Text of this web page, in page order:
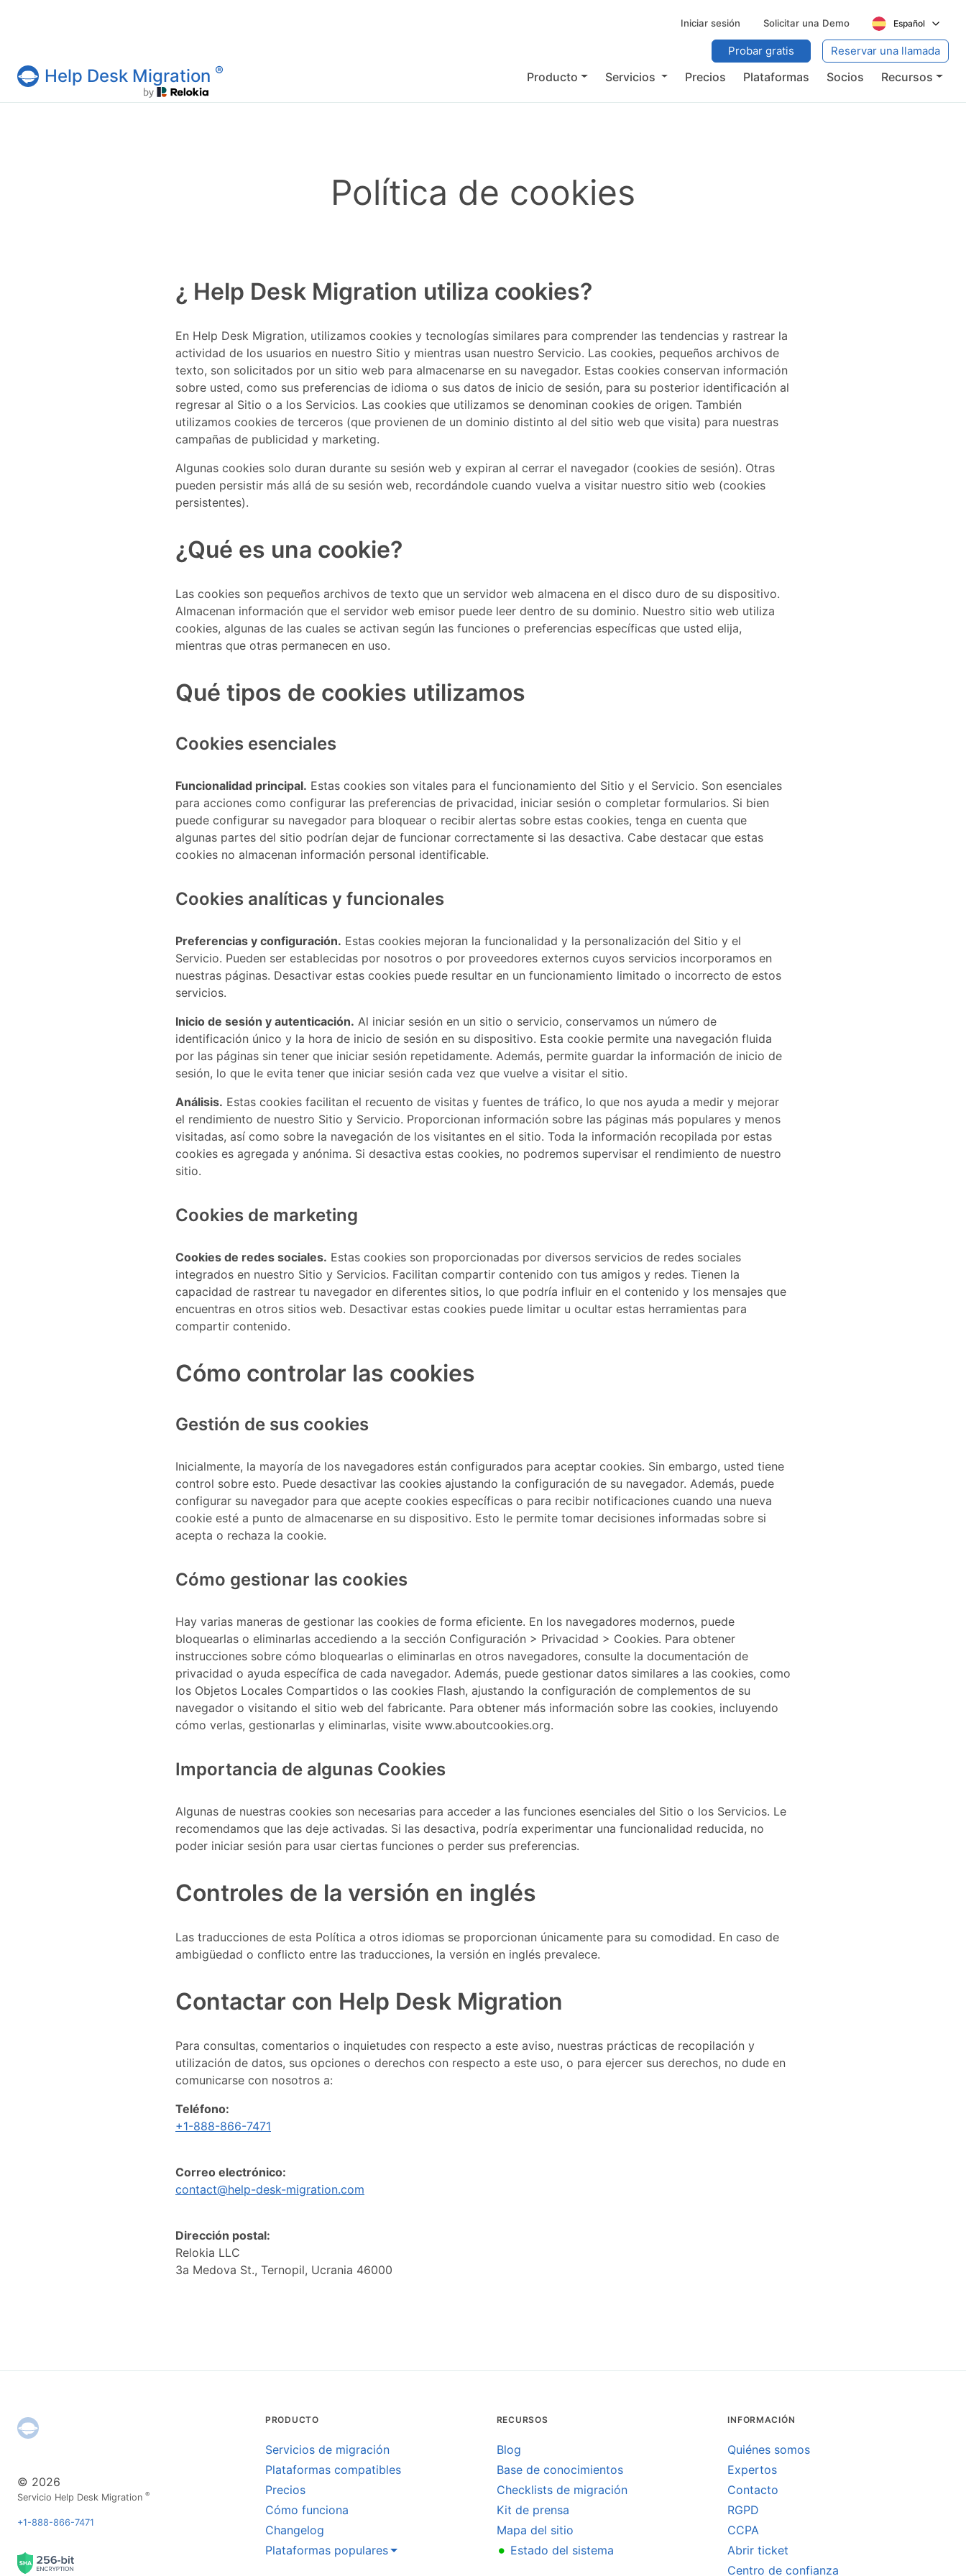
Iniciar sesión Solicitar una Demo Español
Servicio Help Desk Migration
Help Desk Migration ® Producto Servicios Precios Plataformas Socios Recursos
Probar gratis Reservar una llamada
Política de cookies
¿ Help Desk Migration utiliza cookies?
En Help Desk Migration, utilizamos cookies y tecnologías similares para comprender las tendencias y rastrear la
actividad de los usuarios en nuestro Sitio y mientras usan nuestro Servicio. Las cookies, pequeños archivos de
texto, son solicitados por un sitio web para almacenarse en su navegador. Estas cookies conservan información
sobre usted, como sus preferencias de idioma o sus datos de inicio de sesión, para su posterior identificación al
regresar al Sitio o a los Servicios. Las cookies que utilizamos se denominan cookies de origen. También
utilizamos cookies de terceros (que provienen de un dominio distinto al del sitio web que visita) para nuestras
campañas de publicidad y marketing.
Algunas cookies solo duran durante su sesión web y expiran al cerrar el navegador (cookies de sesión). Otras
pueden persistir más allá de su sesión web, recordándole cuando vuelva a visitar nuestro sitio web (cookies
persistentes).
¿Qué es una cookie?
Las cookies son pequeños archivos de texto que un servidor web almacena en el disco duro de su dispositivo.
Almacenan información que el servidor web emisor puede leer dentro de su dominio. Nuestro sitio web utiliza
cookies, algunas de las cuales se activan según las funciones o preferencias específicas que usted elija,
mientras que otras permanecen en uso.
Qué tipos de cookies utilizamos
Cookies esenciales
Funcionalidad principal. Estas cookies son vitales para el funcionamiento del Sitio y el Servicio. Son esenciales
para acciones como configurar las preferencias de privacidad, iniciar sesión o completar formularios. Si bien
puede configurar su navegador para bloquear o recibir alertas sobre estas cookies, tenga en cuenta que
algunas partes del sitio podrían dejar de funcionar correctamente si las desactiva. Cabe destacar que estas
cookies no almacenan información personal identificable.
Cookies analíticas y funcionales
Preferencias y configuración. Estas cookies mejoran la funcionalidad y la personalización del Sitio y el
Servicio. Pueden ser establecidas por nosotros o por proveedores externos cuyos servicios incorporamos en
nuestras páginas. Desactivar estas cookies puede resultar en un funcionamiento limitado o incorrecto de estos
servicios.
Inicio de sesión y autenticación. Al iniciar sesión en un sitio o servicio, conservamos un número de
identificación único y la hora de inicio de sesión en su dispositivo. Esta cookie permite una navegación fluida
por las páginas sin tener que iniciar sesión repetidamente. Además, permite guardar la información de inicio de
sesión, lo que le evita tener que iniciar sesión cada vez que vuelve a visitar el sitio.
Análisis. Estas cookies facilitan el recuento de visitas y fuentes de tráfico, lo que nos ayuda a medir y mejorar
el rendimiento de nuestro Sitio y Servicio. Proporcionan información sobre las páginas más populares y menos
visitadas, así como sobre la navegación de los visitantes en el sitio. Toda la información recopilada por estas
cookies es agregada y anónima. Si desactiva estas cookies, no podremos supervisar el rendimiento de nuestro
sitio.
Cookies de marketing
Cookies de redes sociales. Estas cookies son proporcionadas por diversos servicios de redes sociales
integrados en nuestro Sitio y Servicios. Facilitan compartir contenido con tus amigos y redes. Tienen la
capacidad de rastrear tu navegador en diferentes sitios, lo que podría influir en el contenido y los mensajes que
encuentras en otros sitios web. Desactivar estas cookies puede limitar u ocultar estas herramientas para
compartir contenido.
Cómo controlar las cookies
Gestión de sus cookies
Inicialmente, la mayoría de los navegadores están configurados para aceptar cookies. Sin embargo, usted tiene
control sobre esto. Puede desactivar las cookies ajustando la configuración de su navegador. Además, puede
configurar su navegador para que acepte cookies específicas o para recibir notificaciones cuando una nueva
cookie esté a punto de almacenarse en su dispositivo. Esto le permite tomar decisiones informadas sobre si
acepta o rechaza la cookie.
Cómo gestionar las cookies
Hay varias maneras de gestionar las cookies de forma eficiente. En los navegadores modernos, puede
bloquearlas o eliminarlas accediendo a la sección Configuración > Privacidad > Cookies. Para obtener
instrucciones sobre cómo bloquearlas o eliminarlas en otros navegadores, consulte la documentación de
privacidad o ayuda específica de cada navegador. Además, puede gestionar datos similares a las cookies, como
los Objetos Locales Compartidos o las cookies Flash, ajustando la configuración de complementos de su
navegador o visitando el sitio web del fabricante. Para obtener más información sobre las cookies, incluyendo
cómo verlas, gestionarlas y eliminarlas, visite www.aboutcookies.org.
Importancia de algunas Cookies
Algunas de nuestras cookies son necesarias para acceder a las funciones esenciales del Sitio o los Servicios. Le
recomendamos que las deje activadas. Si las desactiva, podría experimentar una funcionalidad reducida, no
poder iniciar sesión para usar ciertas funciones o perder sus preferencias.
Controles de la versión en inglés
Las traducciones de esta Política a otros idiomas se proporcionan únicamente para su comodidad. En caso de
ambigüedad o conflicto entre las traducciones, la versión en inglés prevalece.
Contactar con Help Desk Migration
Para consultas, comentarios o inquietudes con respecto a este aviso, nuestras prácticas de recopilación y
utilización de datos, sus opciones o derechos con respecto a este uso, o para ejercer sus derechos, no dude en
comunicarse con nosotros a:
Teléfono:
+1-888-866-7471
Correo electrónico:
contact@help-desk-migration.com
Dirección postal:
Relokia LLC
3a Medova St., Ternopil, Ucrania 46000
© 2026
Servicio Help Desk Migration ®
+1-888-866-7471
PRODUCTO
Servicios de migración
Plataformas compatibles
Precios
Cómo funciona
Changelog
Plataformas populares
RECURSOS
Blog
Base de conocimientos
Checklists de migración
Kit de prensa
Mapa del sitio
• Estado del sistema
INFORMACIÓN
Quiénes somos
Expertos
Contacto
RGPD
CCPA
Abrir ticket
Centro de confianza